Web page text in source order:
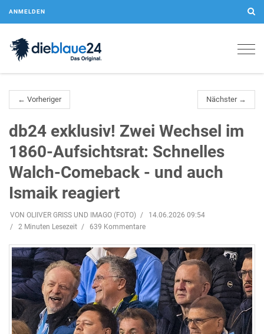
ANMELDEN
← Vorheriger Nächster →
db24 exklusiv! Zwei Wechsel im
1860-Aufsichtsrat: Schnelles
Walch-Comeback - und auch
Ismaik reagiert
VON OLIIVER GRISS UND IMAGO (FOTO)
14.06.2026 09:54
2 Minuten Lesezeit
639 Kommentare